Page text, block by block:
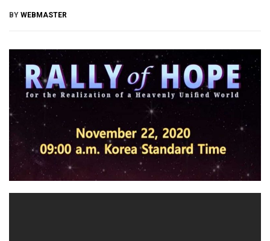
PUBLISHED
2020
BY WEBMASTER